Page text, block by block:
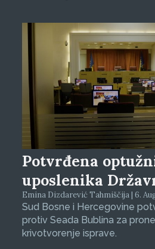
Potvrđena
uposlenika
Emina Dizdarević Tahmiščija | 6.
Sud Bosne i Hercegovine
protiv Seada Bublina za
krivotvorenje isprave.